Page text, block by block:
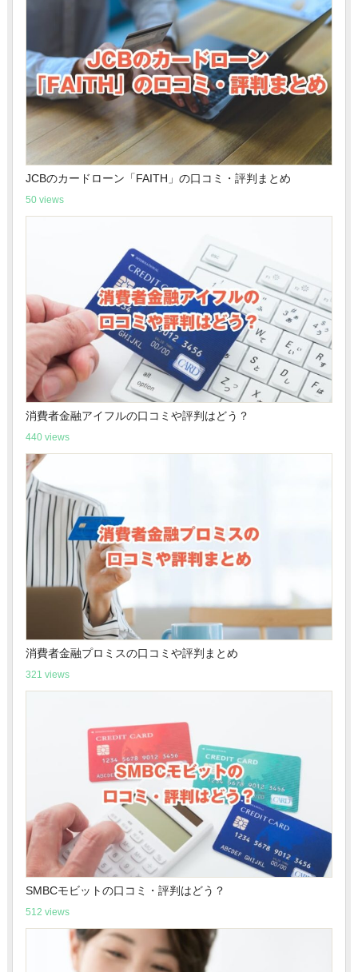
JCBのカードローン「FAITH」の口コミ・評判まとめ
50 views
消費者金融アイフルの口コミや評判はどう？
440 views
消費者金融プロミスの口コミや評判まとめ
321 views
SMBCモビットの口コミ・評判はどう？
512 views